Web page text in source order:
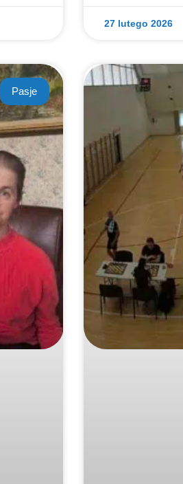
27 lutego 2026
Pasje